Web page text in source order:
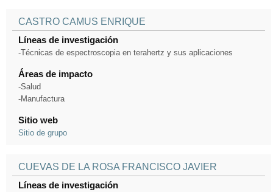
CASTRO CAMUS ENRIQUE
Líneas de investigación
-Técnicas de espectroscopia en terahertz y sus aplicaciones
Áreas de impacto
-Salud
-Manufactura
Sitio web
Sitio de grupo
CUEVAS DE LA ROSA FRANCISCO JAVIER
Líneas de investigación